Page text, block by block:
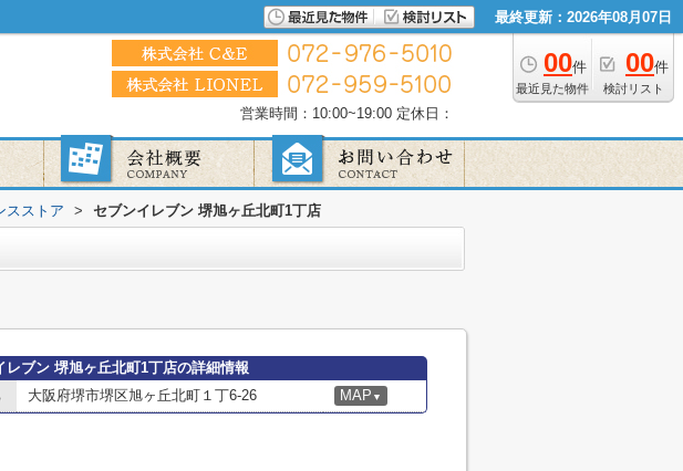
最終更新：2026年08月07日
00件
最近見た物件
00件
検討リスト
営業時間：10:00~19:00 定休日：
スストア > セブンイレブン 堺旭ヶ丘北町1丁店
レブン 堺旭ヶ丘北町1丁店の詳細情報
大阪府堺市堺区旭ヶ丘北町１丁6-26 MAP ▼